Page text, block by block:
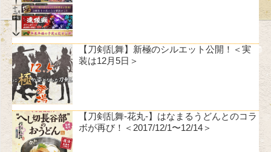
【刀剣乱舞】新極のシルエット公開！＜実
装は12月5日＞
【刀剣乱舞-花丸-】はなまるうどんとのコラ
ボが再び！＜2017/12/1〜12/14＞